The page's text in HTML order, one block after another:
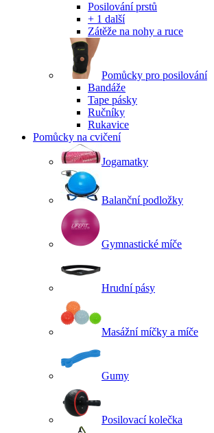
Posilování prstů
+ 1 další
Zátěže na nohy a ruce
Pomůcky pro posilování
Bandáže
Tape pásky
Ručníky
Rukavice
Pomůcky na cvičení
Jogamatky
Balanční podložky
Gymnastické míče
Hrudní pásy
Masážní míčky a míče
Gumy
Posilovací kolečka